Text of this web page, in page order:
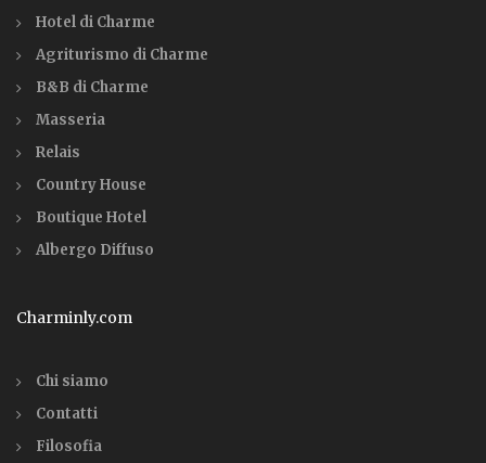
Hotel di Charme
Agriturismo di Charme
B&B di Charme
Masseria
Relais
Country House
Boutique Hotel
Albergo Diffuso
Charminly.com
Chi siamo
Contatti
Filosofia